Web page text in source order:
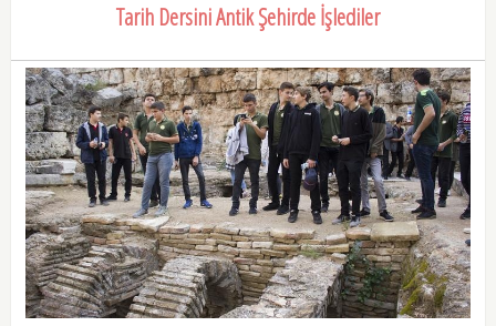
Tarih Dersini Antik Şehirde İşlediler